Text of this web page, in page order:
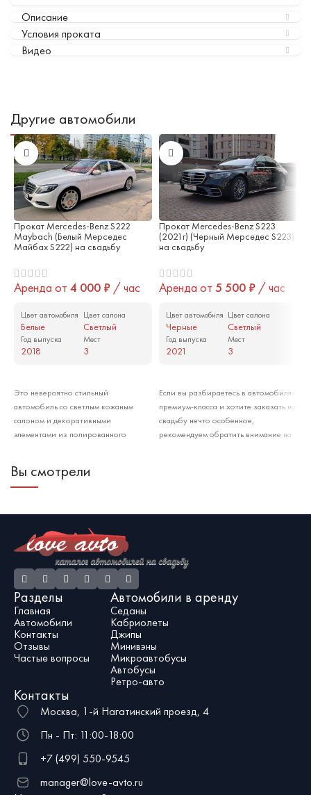
Описание
Условия проката
Видео
Другие автомобили
Прокат Mercedes-Benz S222
Maybach (Белый Мерседес
Майбах S222) на свадьбу
Аренда от 4 000 ₽ / час
Цвет автомобиля
Белые
Цвет салона
Светлый
Год выпуска
2018
Мест
3
Это невероятно стильный
автомобиль со светлым кожаным
салоном и декоративными
элементами из полированного
свадеб, а также для проведения
праздничных фотосессий. Если вы
впечатляющие свадебные фото с
шикарным авто, рекомендуем
обратить внимание на эту модель.
Прокат Mercedes-Benz S223
(2021г) (Черный Мерседес S223)
на свадьбу
Аренда от 5 500 ₽/ час
Цвет автомобиля
Черные
Цвет салона
Светлый
Год выпуска
2021
Мест
3
Если вы разбираетесь в автомобилях
премиум-класса и хотите заказать на
свадьбу нечто особенное,
рекомендуем обратить внимание на
обеспечит исключительный уровень
такой автомобиль недёшево, но
Вы смотрели
Разделы
Главная
Автомобили
Контакты
Отзывы
Частые вопросы
Автомобили в аренду
Седаны
Кабриолеты
Джипы
Минивэны
Микроавтобусы
Автобусы
Ретро-авто
Контакты
Москва, 1-й Нагатинский проезд, 4
Пн - Пт: 11:00-18:00
+7 (499) 550-9545
manager@love-avto.ru